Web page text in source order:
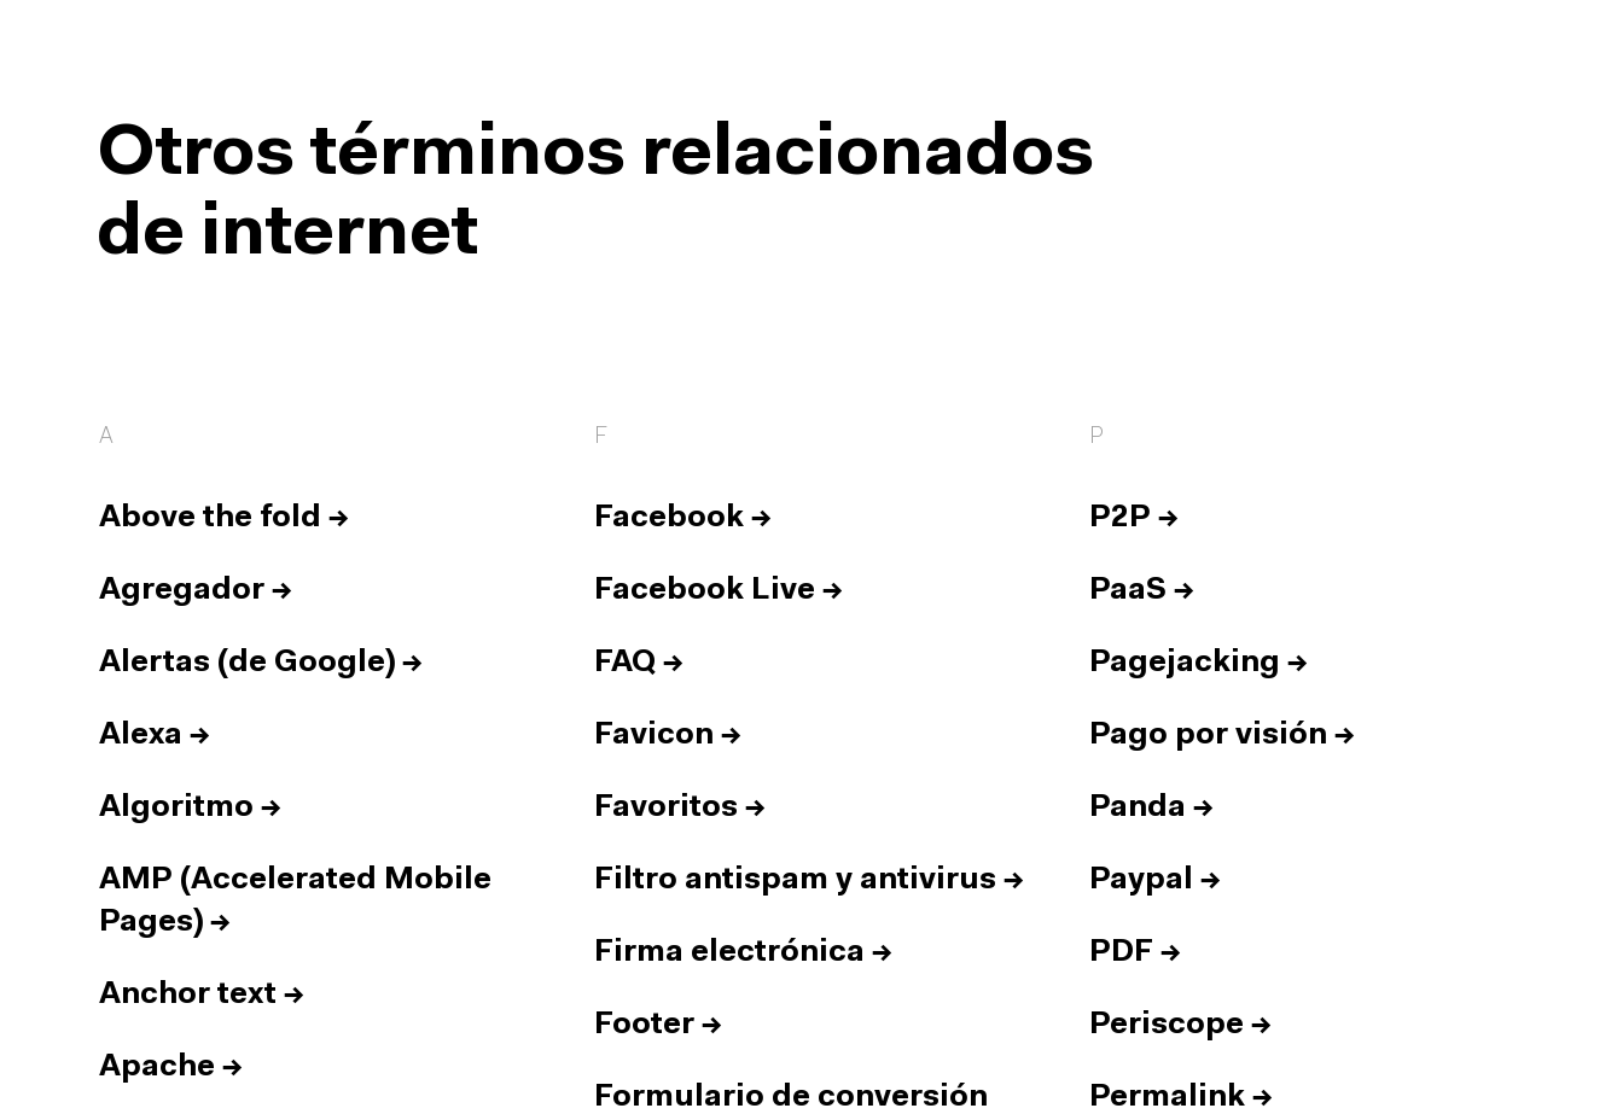
Otros términos relacionados
de internet
A
Above the fold →
Agregador →
Alertas (de Google) →
Alexa →
Algoritmo →
AMP (Accelerated Mobile
Pages) →
Anchor text →
Apache →
F
Facebook →
Facebook Live →
FAQ →
Favicon →
Favoritos →
Filtro antispam y antivirus →
Firma electrónica →
Footer →
Formulario de conversión
P
P2P →
PaaS →
Pagejacking →
Pago por visión →
Panda →
Paypal →
PDF →
Periscope →
Permalink →